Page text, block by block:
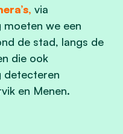
via
moeten we een
de stad, langs de
die ook
detecteren
en Menen.